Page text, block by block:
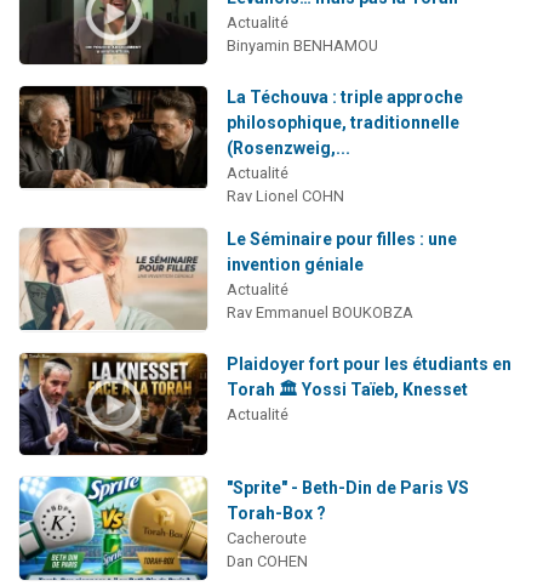
Actualité
Binyamin BENHAMOU
La Téchouva : triple approche
philosophique, traditionnelle
(Rosenzweig,...
Actualité
Rav Lionel COHN
Le Séminaire pour filles : une
invention géniale
Actualité
Rav Emmanuel BOUKOBZA
Plaidoyer fort pour les étudiants en
Torah 🏛️ Yossi Taïeb, Knesset
Actualité
"Sprite" - Beth-Din de Paris VS
Torah-Box ?
Cacheroute
Dan COHEN